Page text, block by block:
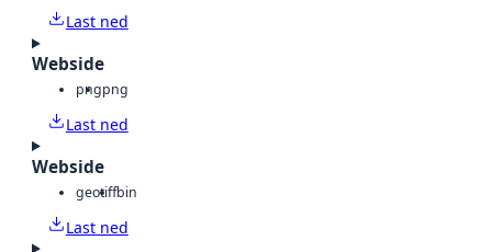
Last ned
Webside
pngpng
Last ned
Webside
geotiffbin
Last ned